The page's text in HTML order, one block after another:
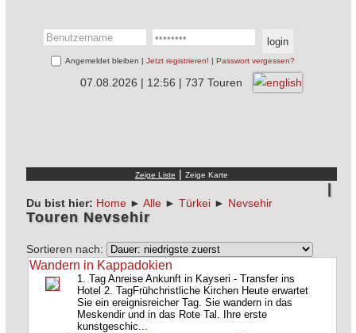
Angemeldet bleiben | Jetzt registrieren! | Passwort vergessen?
07.08.2026 | 12:56 | 737 Touren
|
Du bist hier: Home► Alle► Türkei► Nevsehir
Touren Nevsehir
Sortieren nach:
Wandern in Kappadokien
1. Tag Anreise Ankunft in Kayseri - Transfer ins
Hotel 2. TagFrühchristliche Kirchen Heute erwartet
Sie ein ereignisreicher Tag. Sie wandern in das
Meskendir und in das Rote Tal. Ihre erste
kunstgeschic...